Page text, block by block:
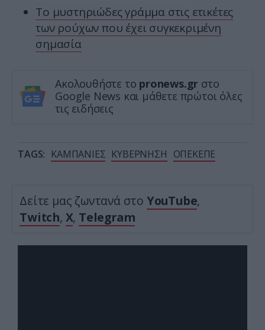
Το μυστηριώδες γράμμα στις ετικέτες
των ρούχων που έχει συγκεκριμένη
σημασία
Ακολουθήστε το pronews.gr στο
Google News και μάθετε πρώτοι όλες
τις ειδήσεις
TAGS: ΚΑΜΠΑΝΙΕΣ ΚΥΒΕΡΝΗΣΗ ΟΠΕΚΕΠΕ
Δείτε μας ζωντανά στο YouTube,
Twitch, X, Telegram